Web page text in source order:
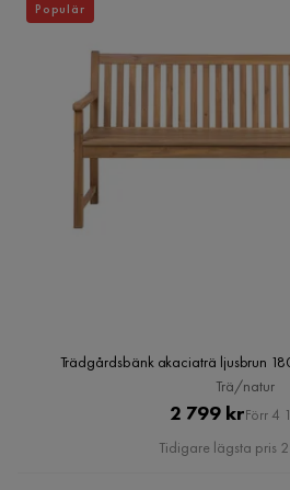
Trädgårdsbänk akaciaträ ljusbrun
Trä/natur
Pris
2 799 kr
Pris
Förr 4
Tidigare lägsta pris
Populär